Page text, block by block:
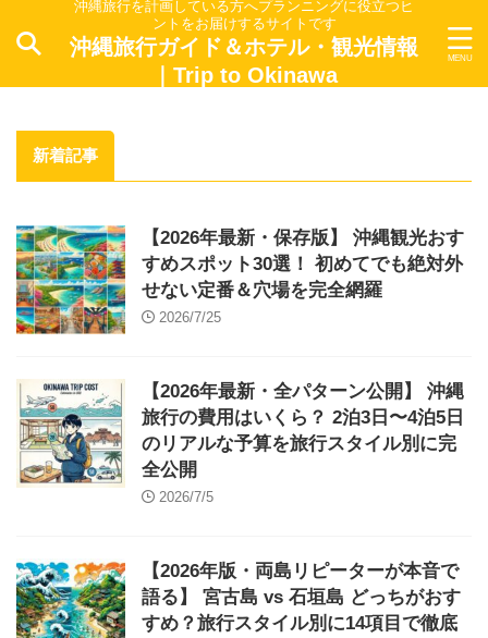
沖縄旅行を計画している方へプランニングに役立つヒ
ントをお届けするサイトです
沖縄旅行ガイド＆ホテル・観光情報
｜Trip to Okinawa
新着記事
【2026年最新・保存版】 沖縄観光おす
すめスポット30選！ 初めてでも絶対外
せない定番＆穴場を完全網羅
2026/7/25
【2026年最新・全パターン公開】 沖縄
旅行の費用はいくら？ 2泊3日〜4泊5日
のリアルな予算を旅行スタイル別に完
全公開
2026/7/5
【2026年版・両島リピーターが本音で
語る】 宮古島 vs 石垣島 どっちがおす
すめ？旅行スタイル別に14項目で徹底